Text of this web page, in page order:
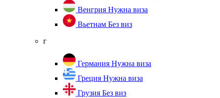
Венгрия Нужна виза
Вьетнам Без виз
г
Германия Нужна виза
Греция Нужна виза
Грузия Без виз